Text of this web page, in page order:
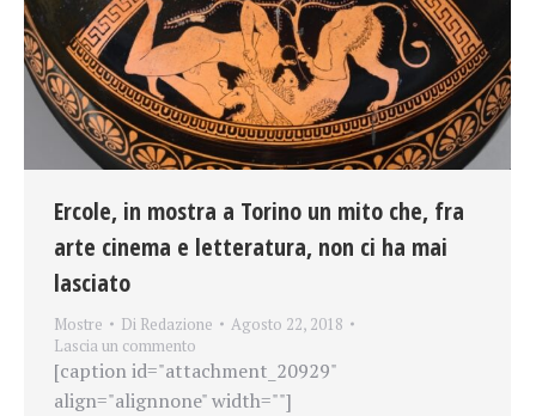
Ercole, in mostra a Torino un mito che, fra
arte cinema e letteratura, non ci ha mai
lasciato
Mostre Di Redazione
Agosto 22, 2018
Lascia un commento
[caption id="attachment_20929"
align="alignnone" width=""]